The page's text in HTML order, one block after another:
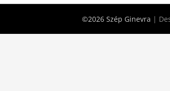
©2026 Szép Ginevra |